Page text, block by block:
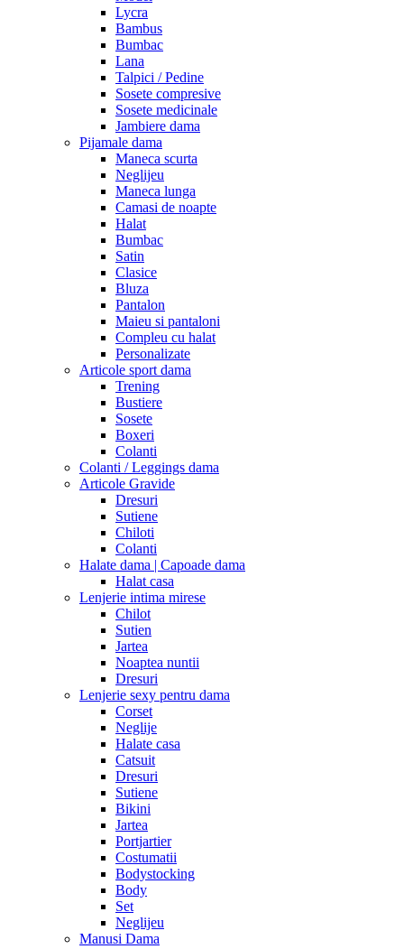
Lycra
Bambus
Bumbac
Lana
Talpici / Pedine
Sosete compresive
Sosete medicinale
Jambiere dama
Pijamale dama
Maneca scurta
Neglijeu
Maneca lunga
Camasi de noapte
Halat
Bumbac
Satin
Clasice
Bluza
Pantalon
Maieu si pantaloni
Compleu cu halat
Personalizate
Articole sport dama
Trening
Bustiere
Sosete
Boxeri
Colanti
Colanti / Leggings dama
Articole Gravide
Dresuri
Sutiene
Chiloti
Colanti
Halate dama | Capoade dama
Halat casa
Lenjerie intima mirese
Chilot
Sutien
Jartea
Noaptea nuntii
Dresuri
Lenjerie sexy pentru dama
Corset
Neglije
Halate casa
Catsuit
Dresuri
Sutiene
Bikini
Jartea
Portjartier
Costumatii
Bodystocking
Body
Set
Neglijeu
Manusi Dama